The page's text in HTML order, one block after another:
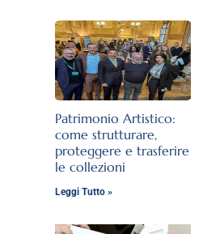
Patrimonio Artistico:
come strutturare,
proteggere e trasferire
le collezioni
Leggi Tutto »